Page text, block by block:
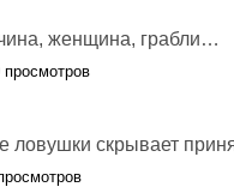
женщина, грабли…
просмотров
ловушки скрывает